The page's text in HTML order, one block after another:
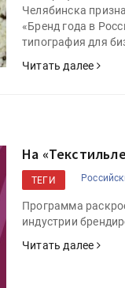
Челябинска
«Бренд года в
типография для
Читать далее
На
ТЕГИ
Программа
индустрии
Читать далее